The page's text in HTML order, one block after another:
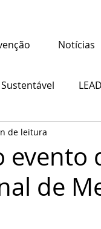
Notícias
de
de leitura